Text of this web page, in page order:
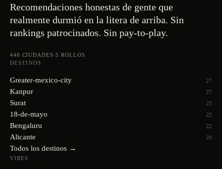
Recomendaciones honestas de gente que
realmente durmió en la litera de arriba. Sin
rankings patrocinados. Sin pay-to-play.
446 CIUDADES·5 ROLLOS
DESTINOS
Greater-mexico-city 27
Kanpur 27
Surat 25
18-de-mayo 22
Bengaluru 22
Alicante 20
Todos los destinos →
VIBES